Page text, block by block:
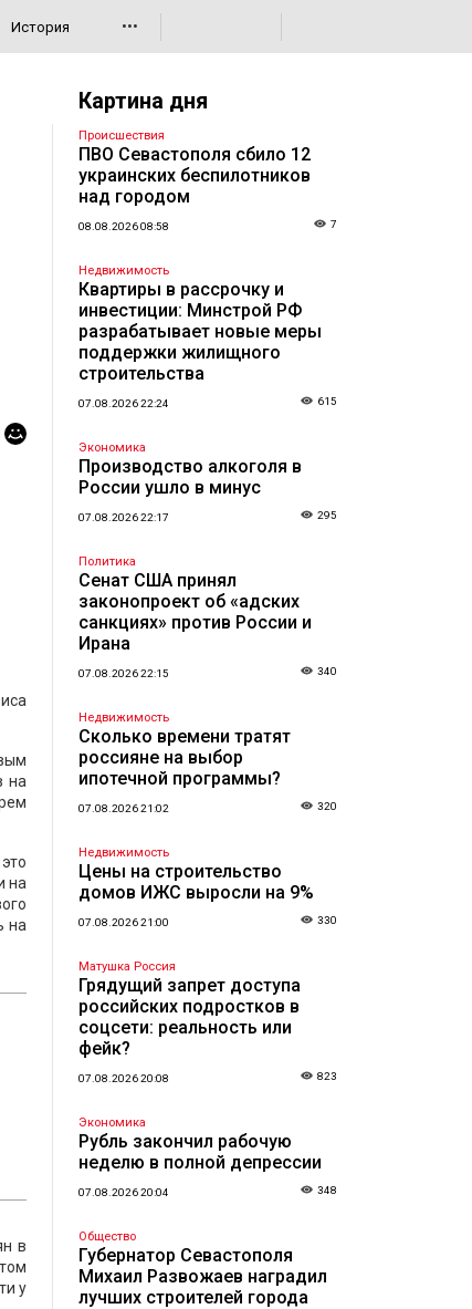
История •••
на
на
на
в
у
Картина дня
Происшествия
ПВО Севастополя сбило 12
украинских беспилотников
над городом
08.08.2026 08:58 7
Недвижимость
Квартиры в рассрочку и
инвестиции: Минстрой РФ
разрабатывает новые меры
поддержки жилищного
строительства
07.08.2026 22:24 615
Экономика
Производство алкоголя в
России ушло в минус
07.08.2026 22:17 295
Политика
Сенат США принял
законопроект об «адских
санкциях» против России и
Ирана
07.08.2026 22:15 340
Недвижимость
Сколько времени тратят
россияне на выбор
ипотечной программы?
07.08.2026 21:02 320
Недвижимость
Цены на строительство
домов ИЖС выросли на 9%
07.08.2026 21:00 330
Матушка Россия
Грядущий запрет доступа
российских подростков в
соцсети: реальность или
фейк?
07.08.2026 20:08 823
Экономика
Рубль закончил рабочую
неделю в полной депрессии
07.08.2026 20:04 348
Общество
Губернатор Севастополя
Михаил Развожаев наградил
лучших строителей города